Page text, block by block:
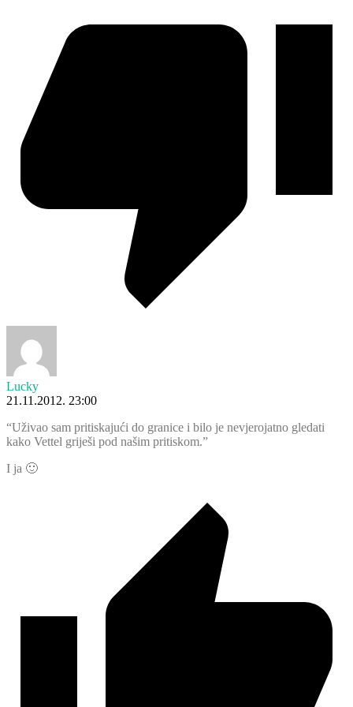
Lucky
21.11.2012. 23:00
“Uživao sam pritiskajući do granice i bilo je nevjerojatno gledati
kako Vettel griješi pod našim pritiskom.”
I ja 🙂